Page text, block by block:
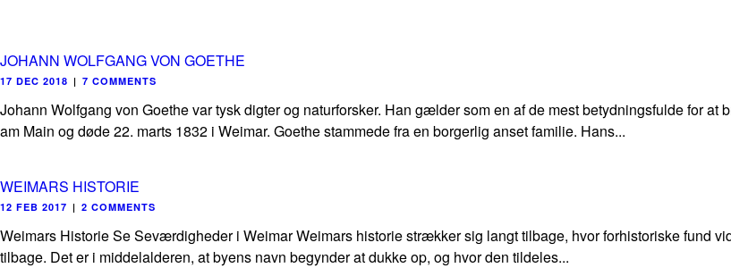
JOHANN WOLFGANG VON GOETHE
17 DEC 2018 | 7 COMMENTS
Johann Wolfgang von Goethe var tysk digter og naturforsker. Han gælder som en af de mest betydningsfulde for
am Main og døde 22. marts 1832 i Weimar. Goethe stammede fra en borgerlig anset familie. Hans...
WEIMARS HISTORIE
12 FEB 2017 | 2 COMMENTS
Weimars Historie Se Seværdigheder i Weimar Weimars historie strækker sig langt tilbage, hvor forhistoriske fund
tilbage. Det er i middelalderen, at byens navn begynder at dukke op, og hvor den tildeles...